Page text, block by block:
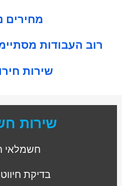
מחירים
רוב העבודות מסתיימות
24/6 שירות
שירות
חשמלאי
בדיקת